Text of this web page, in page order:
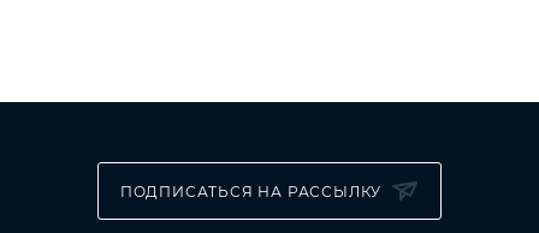
ПОДПИСАТЬСЯ НА РАССЫЛКУ